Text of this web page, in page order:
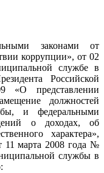
законами от
коррупции», от 02
службе в
Российской
представлении
должностей
и федеральными
о доходах, об
характера»,
11 марта 2008 года №
службы в